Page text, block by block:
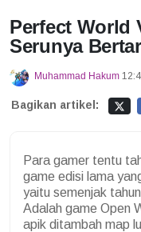
Perfect World
Serunya
Muhammad Hakum
Bagikan artikel:
Para gamer tentu
game edisi lama
yaitu semenjak
Adalah game Open
apik ditambah map